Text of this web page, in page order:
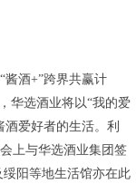
酱酒+”跨界共赢计
华选酒业将以“我的爱
爱好者的生活。利
上与华选酒业集团签
阳等地生活馆亦在此